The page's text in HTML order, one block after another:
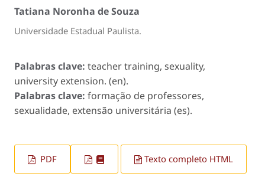
Tatiana Noronha de Souza
Universidade Estadual Paulista.
Palabras clave: teacher training, sexuality,
university extension. (en).
Palabras clave: formação de professores,
sexualidade, extensão universitária (es).
PDF Texto completo HTML